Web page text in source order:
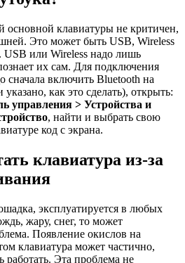
основной клавиатуры не критичен,
Это может быть USB, Wireless
USB или Wireless надо лишь
их сам. Для подключения
сначала включить Bluetooth на
как это сделать), открыть:
управления > Устройства и
, найти и выбрать свою
код с экрана.
клавиатура из-за
эксплуатируется в любых
жару, снег, то может
Появление окислов на
клавиатура может частично,
работать. Эта проблема не